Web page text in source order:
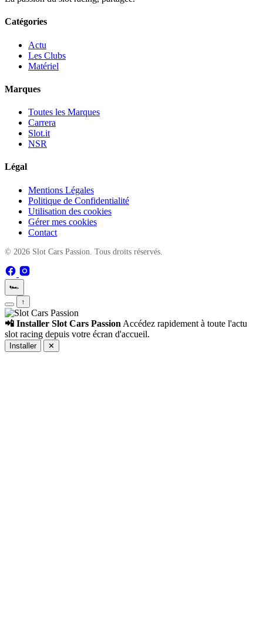
Catégories
Actu
Les Clubs
Matériel
Marques
Toutes les Marques
Carrera
Slot.it
NSR
Légal
Mentions Légales
Politique de Confidentialité
Utilisation des cookies
Gérer mes cookies
Contact
© 2026 Slot Cars Passion. Tous droits réservés.
🏎️
↑
📲 Installer Slot Cars Passion Accédez rapidement à toute l'actu
slot racing depuis votre écran d'accueil.
Installer ✕